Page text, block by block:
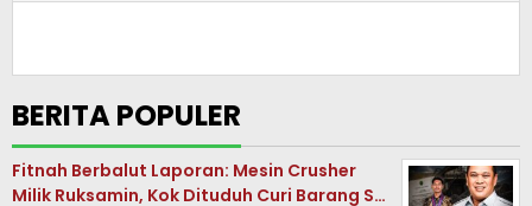
BERITA POPULER
Fitnah Berbalut Laporan: Mesin Crusher
Milik Ruksamin, Kok Dituduh Curi Barang S…